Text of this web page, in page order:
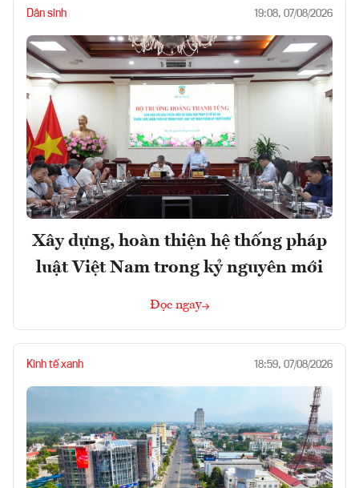
Dân sinh 19:08, 07/08/2026
Xây dựng, hoàn thiện hệ thống pháp
luật Việt Nam trong kỷ nguyên mới
Đọc ngay
Kinh tế xanh 18:59, 07/08/2026